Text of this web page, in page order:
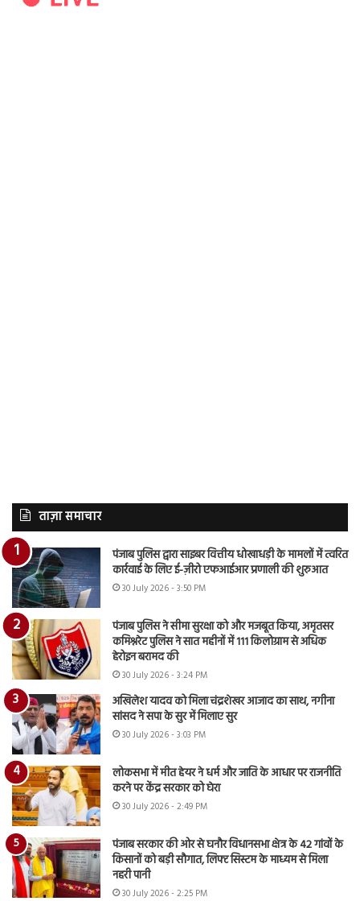
ताज़ा समाचार
पंजाब पुलिस द्वारा साइबर वित्तीय धोखाधड़ी के मामलों में त्वरित
कार्रवाई के लिए ई-ज़ीरो एफआईआर प्रणाली की शुरुआत
30 July 2026 - 3:50 PM
पंजाब पुलिस ने सीमा सुरक्षा को और मजबूत किया, अमृतसर
कमिश्नरेट पुलिस ने सात महीनों में 111 किलोग्राम से अधिक
हेरोइन बरामद की
30 July 2026 - 3:24 PM
अखिलेश यादव को मिला चंद्रशेखर आजाद का साथ, नगीना
सांसद ने सपा के सुर में मिलाए सुर
30 July 2026 - 3:03 PM
लोकसभा में मीत हेयर ने धर्म और जाति के आधार पर राजनीति
करने पर केंद्र सरकार को घेरा
30 July 2026 - 2:49 PM
पंजाब सरकार की ओर से घनौर विधानसभा क्षेत्र के 42 गांवों के
किसानों को बड़ी सौगात, लिफ्ट सिस्टम के माध्यम से मिला
नहरी पानी
30 July 2026 - 2:25 PM